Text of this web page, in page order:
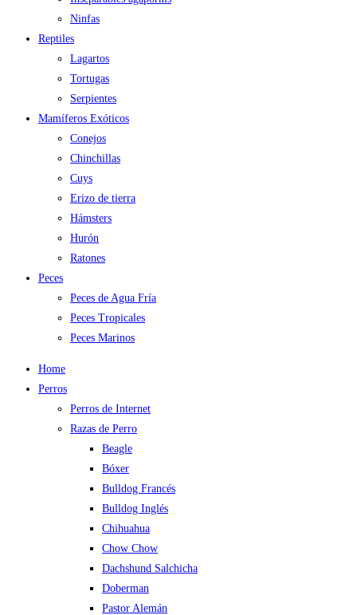
Ninfas
Reptiles
Lagartos
Tortugas
Serpientes
Mamíferos Exóticos
Conejos
Chinchillas
Cuys
Erizo de tierra
Hámsters
Hurón
Ratones
Peces
Peces de Agua Fría
Peces Tropicales
Peces Marinos
Home
Perros
Perros de Internet
Razas de Perro
Beagle
Bóxer
Bulldog Francés
Bulldog Inglés
Chihuahua
Chow Chow
Dachshund Salchicha
Doberman
Pastor Alemán